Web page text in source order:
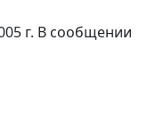
г. В сообщении